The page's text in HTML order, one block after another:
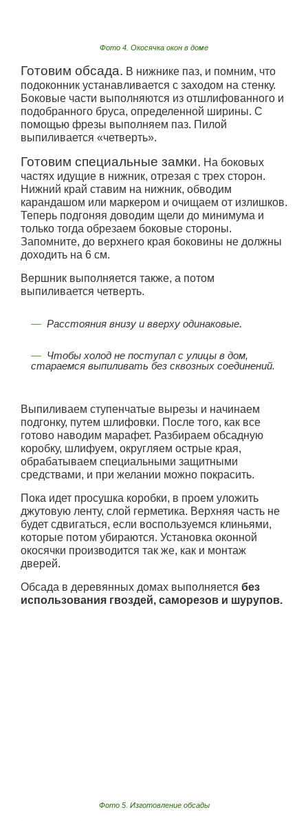
Фото 4. Окосячка окон в доме
Готовим обсада. В нижнике паз, и помним, что
подоконник устанавливается с заходом на стенку.
Боковые части выполняются из отшлифованного и
подобранного бруса, определенной ширины. С
помощью фрезы выполняем паз. Пилой
выпиливается «четверть».
Готовим специальные замки. На боковых
частях идущие в нижник, отрезая с трех сторон.
Нижний край ставим на нижник, обводим
карандашом или маркером и очищаем от излишков.
Теперь подгоняя доводим щели до минимума и
только тогда обрезаем боковые стороны.
Запомните, до верхнего края боковины не должны
доходить на 6 см.
Вершник выполняется также, а потом
выпиливается четверть.
Расстояния внизу и вверху одинаковые.
Чтобы холод не поступал с улицы в дом,
стараемся выпиливать без сквозных соединений.
Выпиливаем ступенчатые вырезы и начинаем
подгонку, путем шлифовки. После того, как все
готово наводим марафет. Разбираем обсадную
коробку, шлифуем, округляем острые края,
обрабатываем специальными защитными
средствами, и при желании можно покрасить.
Пока идет просушка коробки, в проем уложить
джутовую ленту, слой герметика. Верхняя часть не
будет сдвигаться, если воспользуемся клиньями,
которые потом убираются. Установка оконной
окосячки производится так же, как и монтаж
дверей.
Обсада в деревянных домах выполняется без
использования гвоздей, саморезов и шурупов.
Фото 5. Изготовление обсады